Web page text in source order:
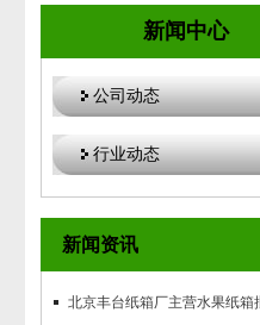
新闻中心
公司动态
行业动态
新闻资讯